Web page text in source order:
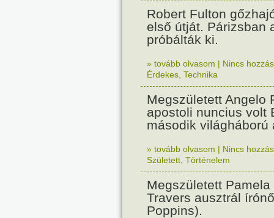
Robert Fulton
első útját. Párizsban
próbálták ki.
» tovább olvasom | Nincs
Érdekes Technika
Megszületett Angelo
apostoli nuncius volt
második világháború
» tovább olvasom | Nincs
Született Történelem
Megszületett Pamela
Travers ausztrál
Poppins).